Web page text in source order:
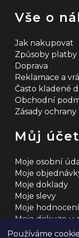
Používáme
Vše o
Jak nakupovat
Způsoby platby
Doprava
Reklamace a
Často kladené
Obchodní
Zásady
Můj účet
Moje osobní
Moje
Moje doklady
Moje slevy
Moje
Moje diskuze